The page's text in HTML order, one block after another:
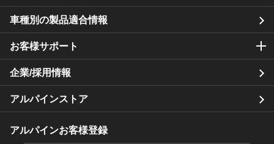
車種別の製品適合情報
お客様サポート
企業/採用情報
アルパインストア
アルパインお客様登録